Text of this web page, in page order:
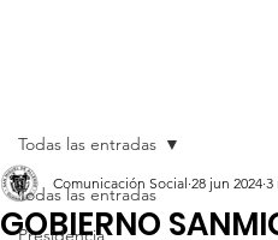
Todas las entradas
Presidencia
Todas las entradas
GOBIERNO
Comunicación Social 28 jun 2024 3